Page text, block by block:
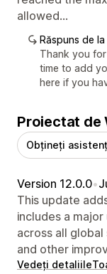
allowed...
Răspuns de
Thank you
time to add
here if you
Proiectat de
Obțineți
Version 12.0.0•
This update
includes a
across all
and other
Vedeți detaliile